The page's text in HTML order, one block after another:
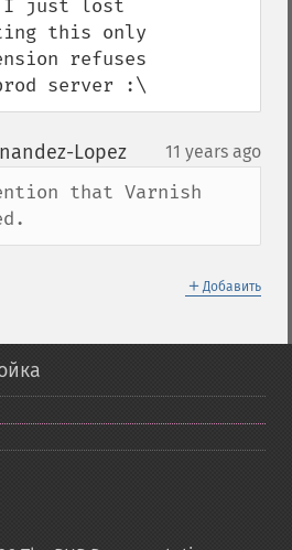
I just lost
this only
refuses
server :\
Lopez¶ 11 years ago
that Varnish
＋ Добавить